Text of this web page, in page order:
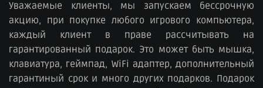
Уважаемые клиенты, мы запускаем бессрочную
акцию, при покупке любого игрового компьютера,
каждый клиент в праве рассчитывать на
гарантированный подарок. Это может быть мышка,
клавиатура, геймпад, WiFi адаптер, дополнительный
гарантиный срок и много других подарков. Подарок